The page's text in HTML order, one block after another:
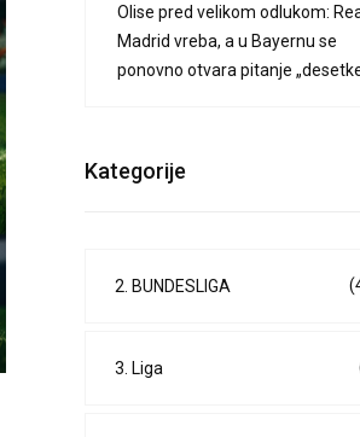
Olise pred velikom odlukom:
Madrid vreba, a u Bayernu se
ponovno otvara pitanje
Kategorije
2. BUNDESLIGA
3. Liga